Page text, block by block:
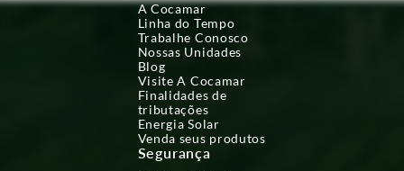
A Cocamar
Linha do Tempo
Trabalhe Conosco
Nossas Unidades
Blog
Visite A Cocamar
Finalidades de
tributações
Energia Solar
Venda seus produtos
Segurança